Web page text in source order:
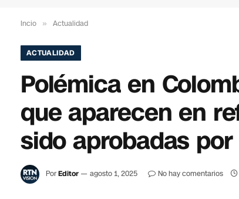
Incio » Actualidad
ACTUALIDAD
Polémica en
que aparecen en
sido aprobadas
PorEditor agosto 1, 2025 No hay comentarios